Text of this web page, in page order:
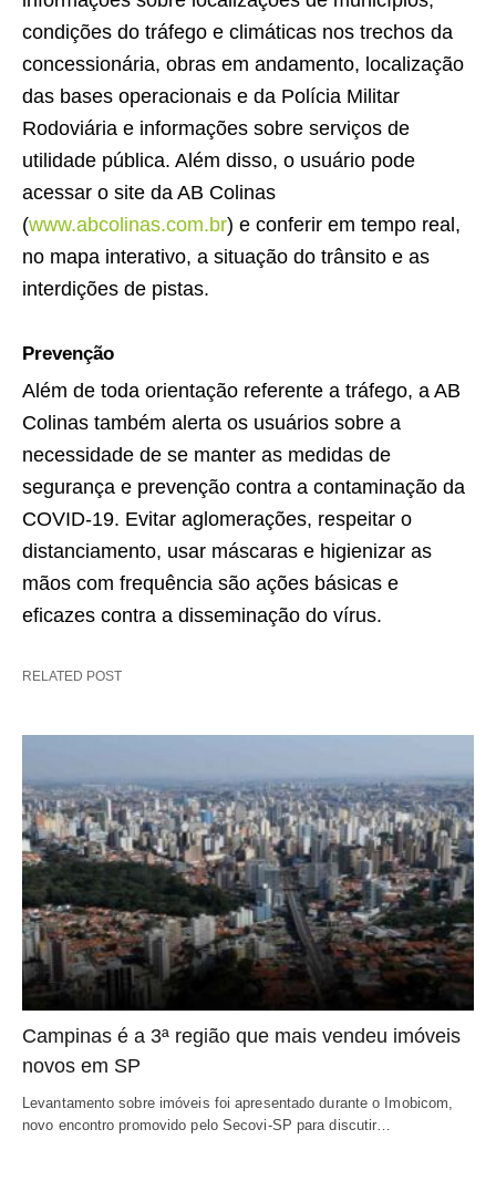
condições do tráfego e climáticas nos trechos da
concessionária, obras em andamento, localização
das bases operacionais e da Polícia Militar
Rodoviária e informações sobre serviços de
utilidade pública. Além disso, o usuário pode
acessar o site da AB Colinas
(www.abcolinas.com.br) e conferir em tempo real,
no mapa interativo, a situação do trânsito e as
interdições de pistas.
Prevenção
Além de toda orientação referente a tráfego, a AB
Colinas também alerta os usuários sobre a
necessidade de se manter as medidas de
segurança e prevenção contra a contaminação da
COVID-19. Evitar aglomerações, respeitar o
distanciamento, usar máscaras e higienizar as
mãos com frequência são ações básicas e
eficazes contra a disseminação do vírus.
RELATED POST
Campinas é a 3ª região que mais vendeu imóveis
novos em SP
Levantamento sobre imóveis foi apresentado durante o Imobicom,
novo encontro promovido pelo Secovi-SP para discutir…